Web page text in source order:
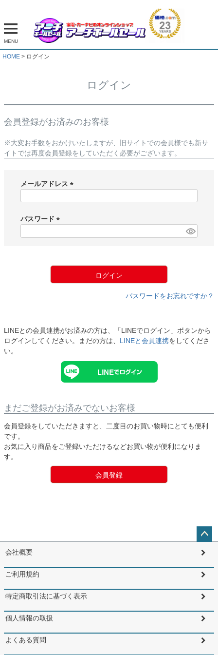
MENU
HOME ログイン
ログイン
会員登録がお済みのお客様
※大変お手数をおかけいたしますが、旧サイトでの会員様でも新サ
イトでは再度会員登録をしていただく必要がございます。
メールアドレス
)
パスワード
ログイン
パスワードをお忘れですか？
LINEとの会員連携がお済みの方は、「LINEでログイン」ボタンから
ログインしてください。まだの方は、 LINEと会員連携をしてくださ
い。
まだご登録がお済みでないお客様
会員登録をしていただきますと、二度目のお買い物時にとても便利
です。
お気に入り商品をご登録いただけるなどお買い物が便利になりま
す。
会員登録
ジト
ップ
へ
会社概要
ご利用規約
特定商取引法に基づく表示
個人情報の取扱
よくある質問